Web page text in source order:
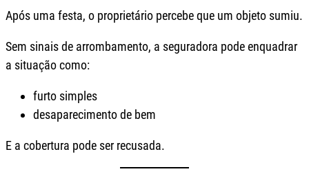
Após uma festa, o proprietário percebe que um objeto sumiu.
Sem sinais de arrombamento, a seguradora pode enquadrar
a situação como:
furto simples
desaparecimento de bem
E a cobertura pode ser recusada.